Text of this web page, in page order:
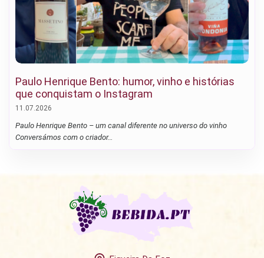
Paulo Henrique Bento: humor, vinho e histórias
que conquistam o Instagram
11.07.2026
Paulo Henrique Bento – um canal diferente no universo do vinho
Conversámos com o criador…